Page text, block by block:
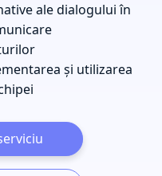
ale dialogului în
și utilizarea